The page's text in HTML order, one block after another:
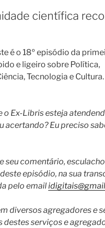
científica
é o 18º episódio da
e ligeiro sobre Política,
Tecnologia e
o Ex-Libris esteja
acertando? Eu preciso
seu comentário,
episódio, na sua
pelo email
diversos agregadores e
destes serviços e